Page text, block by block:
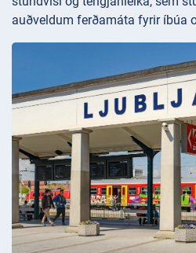
auðveldum ferðamáta fyrir íbúa